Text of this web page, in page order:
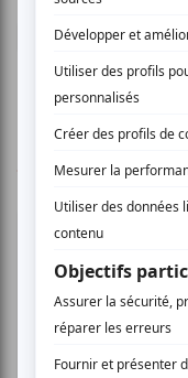
TOUTES LES